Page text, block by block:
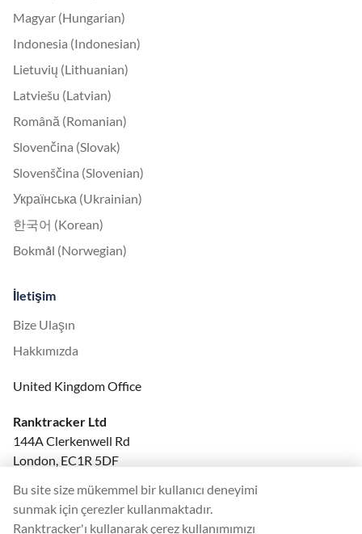
Magyar (Hungarian)
Indonesia (Indonesian)
Lietuvių (Lithuanian)
Latviešu (Latvian)
Română (Romanian)
Slovenčina (Slovak)
Slovenščina (Slovenian)
Українська (Ukrainian)
한국어 (Korean)
Bokmål (Norwegian)
İletişim
Bize Ulaşın
Hakkımızda
United Kingdom Office
Ranktracker Ltd
144A Clerkenwell Rd
London, EC1R 5DF
felix@ranktracker.com
Bu site size mükemmel bir kullanıcı deneyimi
sunmak için çerezler kullanmaktadır.
Ranktracker'ı kullanarak çerez kullanımımızı